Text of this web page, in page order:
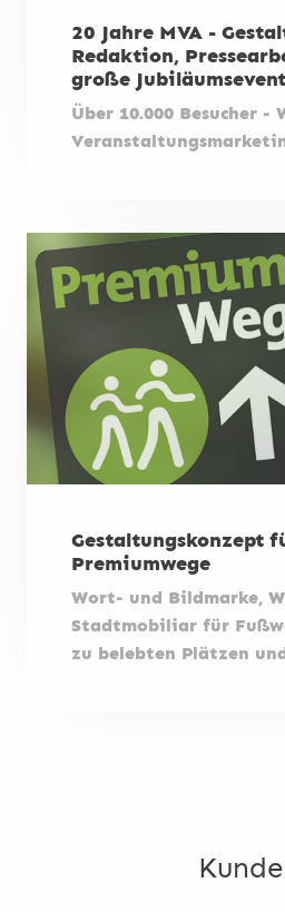
20 Jahre MVA -
Redaktion,
große Jubiläumsevent
Über 10.000 Besucher -
Gestaltungskonzept
Premiumwege
Wort- und Bildmarke,
Stadtmobiliar für
zu belebten Plätzen